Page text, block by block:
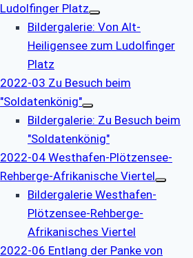
Ludolfinger Platz
Bildergalerie: Von Alt-
Heiligensee zum Ludolfinger
Platz
2022-03 Zu Besuch beim
"Soldatenkönig"
Bildergalerie: Zu Besuch beim
"Soldatenkönig"
2022-04 Westhafen-Plötzensee-
Rehberge-Afrikanische Viertel
Bildergalerie Westhafen-
Plötzensee-Rehberge-
Afrikanisches Viertel
2022-06 Entlang der Panke von